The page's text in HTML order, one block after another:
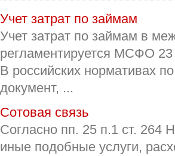
Учет затрат по займам
Учет затрат по займам в
регламентируется МСФО
В российских нормативах
документ, ...
Сотовая связь
Согласно пп. 25 п.1 ст.
иные подобные услуги,